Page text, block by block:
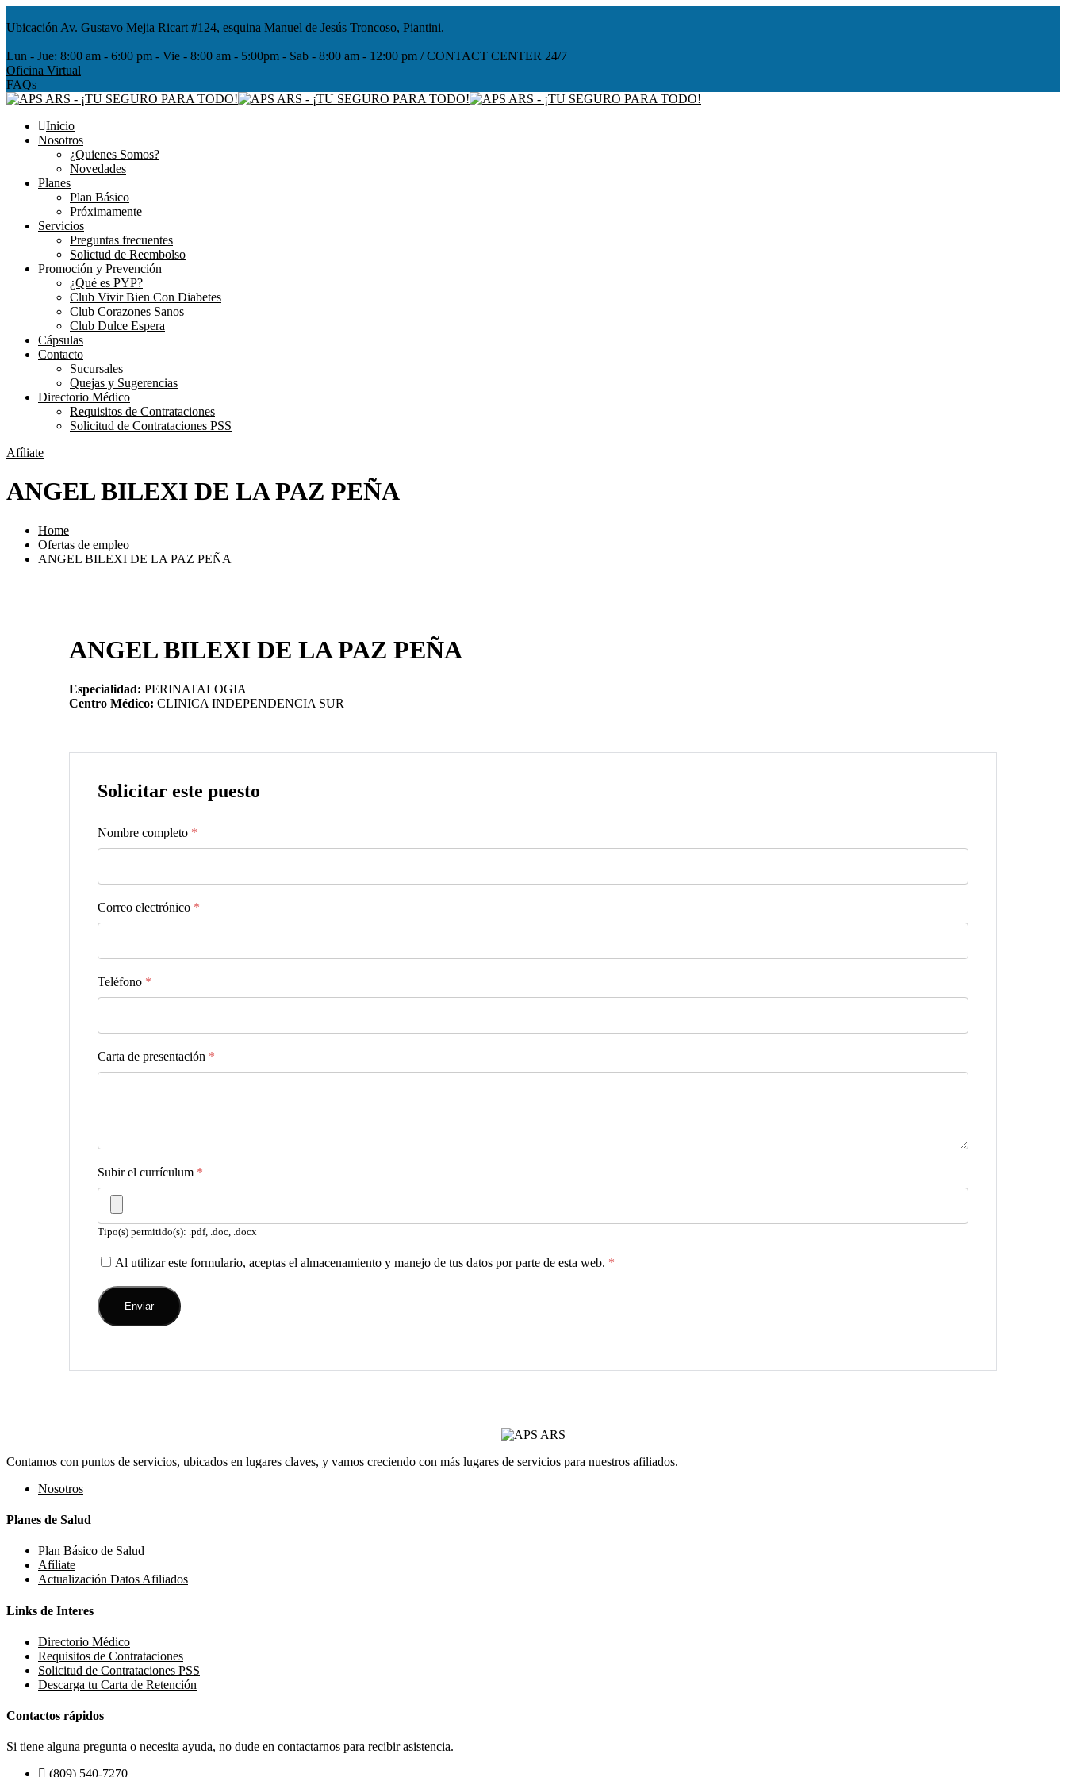
Ubicación Av. Gustavo Mejia Ricart #124, esquina Manuel de Jesús Troncoso, Piantini.
Lun - Jue: 8:00 am - 6:00 pm - Vie - 8:00 am - 5:00pm - Sab - 8:00 am - 12:00 pm / CONTACT CENTER 24/7
Oficina Virtual
FAQs
Inicio
Nosotros
¿Quienes Somos?
Novedades
Planes
Plan Básico
Próximamente
Servicios
Preguntas frecuentes
Solictud de Reembolso
Promoción y Prevención
¿Qué es PYP?
Club Vivir Bien Con Diabetes
Club Corazones Sanos
Club Dulce Espera
Cápsulas
Contacto
Sucursales
Quejas y Sugerencias
Directorio Médico
Requisitos de Contrataciones
Solicitud de Contrataciones PSS
Afíliate
ANGEL BILEXI DE LA PAZ PEÑA
Home
Ofertas de empleo
ANGEL BILEXI DE LA PAZ PEÑA
ANGEL BILEXI DE LA PAZ PEÑA
Especialidad: PERINATALOGIA
Centro Médico: CLINICA INDEPENDENCIA SUR
Solicitar este puesto
Nombre completo *
Correo electrónico *
Teléfono *
Carta de presentación *
Subir el currículum *
Tipo(s) permitido(s): .pdf, .doc, .docx
Al utilizar este formulario, aceptas el almacenamiento y manejo de tus datos por parte de esta web. *
Contamos con puntos de servicios, ubicados en lugares claves, y vamos creciendo con más lugares de servicios para nuestros afiliados.
Nosotros
Planes de Salud
Plan Básico de Salud
Afíliate
Actualización Datos Afiliados
Links de Interes
Directorio Médico
Requisitos de Contrataciones
Solicitud de Contrataciones PSS
Descarga tu Carta de Retención
Contactos rápidos
Si tiene alguna pregunta o necesita ayuda, no dude en contactarnos para recibir asistencia.
(809) 540-7270